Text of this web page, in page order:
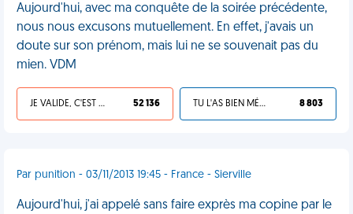
Aujourd'hui, avec ma conquête de la soirée précédente,
nous nous excusons mutuellement. En effet, j'avais un
doute sur son prénom, mais lui ne se souvenait pas du
mien. VDM
JE VALIDE, C'EST UNE VDM 52 136 TU L'AS BIEN MÉRITÉ 8 803
Par punition - 03/11/2013 19:45 - France - Sierville
Aujourd'hui, j'ai appelé sans faire exprès ma copine par le